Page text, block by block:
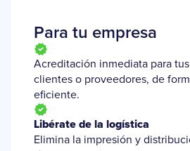
Para tu empresa
Acreditación inmediata para
clientes o proveedores, de
eficiente.
Libérate de la logística
Elimina la impresión y